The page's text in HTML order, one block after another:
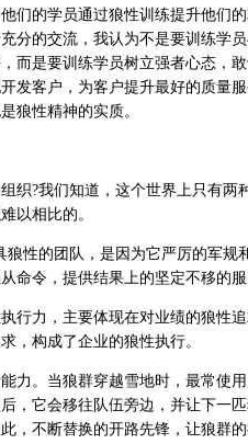
们的学员通过狼性训练提升他们
分的交流，我认为不是要训练学
而是要训练学员树立强者心态，
发客户，为客户提升最好的质量
狼性精神的实质。
?我们知道，这个世界上只有两
以相比的。
性的团队，是因为它严厉的军规
命令，提供结果上的坚定不移的
力，主要体现在对业绩的狼性
，构成了企业的狼性执行。
。当狼群穿越雪地时，最常使用
，它会移往队伍旁边，并让下一
，不断替换的开路先锋，让狼群